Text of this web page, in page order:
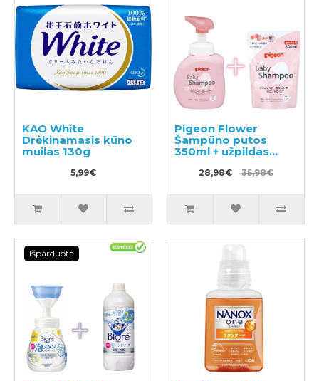
KAO White
Drėkinamasis kūno
muilas 130g
5,99€
Pigeon Flower
Šampūno putos
350ml + užpildas
28,98€ 35,98€
Išparduota